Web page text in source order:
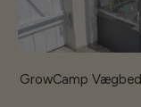
GrowCamp Vægbed